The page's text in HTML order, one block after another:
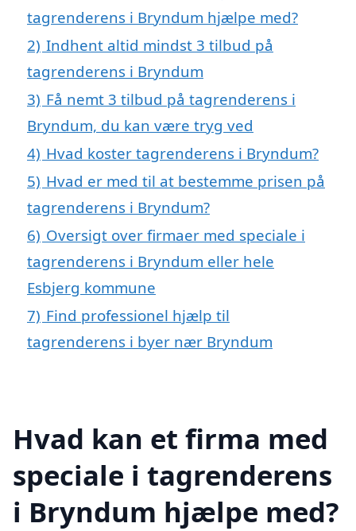
tagrenderens i Bryndum hjælpe med?
2) Indhent altid mindst 3 tilbud på
tagrenderens i Bryndum
3) Få nemt 3 tilbud på tagrenderens i
Bryndum, du kan være tryg ved
4) Hvad koster tagrenderens i Bryndum?
5) Hvad er med til at bestemme prisen på
tagrenderens i Bryndum?
6) Oversigt over firmaer med speciale i
tagrenderens i Bryndum eller hele
Esbjerg kommune
7) Find professionel hjælp til
tagrenderens i byer nær Bryndum
Hvad kan et firma med
speciale i tagrenderens
i Bryndum hjælpe med?